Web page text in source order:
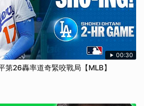
00:30
第26轟率道奇緊咬戰局【MLB】